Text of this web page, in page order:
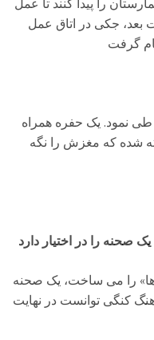
را پیدا کنند تا عمل
مغز انجام شود. ۸ ساعت بعد، جکی در اتاق عمل
گرفت
نمود. یک حفره همراه
شده که مغزش را نگه
را می ساخت، یک صحنه
بازیگر هنگ کنگی توانست در نهایت